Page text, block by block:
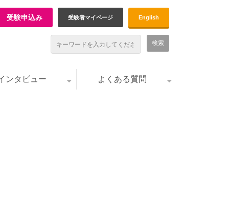
受験申込み 受験者マイページ English
ンタビュー よくある質問